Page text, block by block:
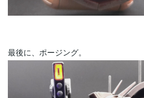
最後に、ポージング。